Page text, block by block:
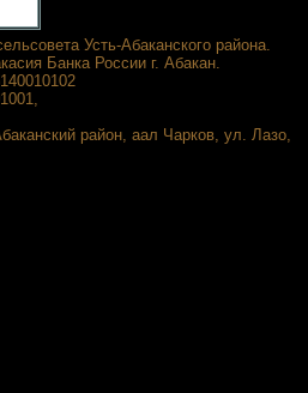
Усть-Абаканского района.
Банка России г. Абакан.
район, аал Чарков, ул. Лазо,